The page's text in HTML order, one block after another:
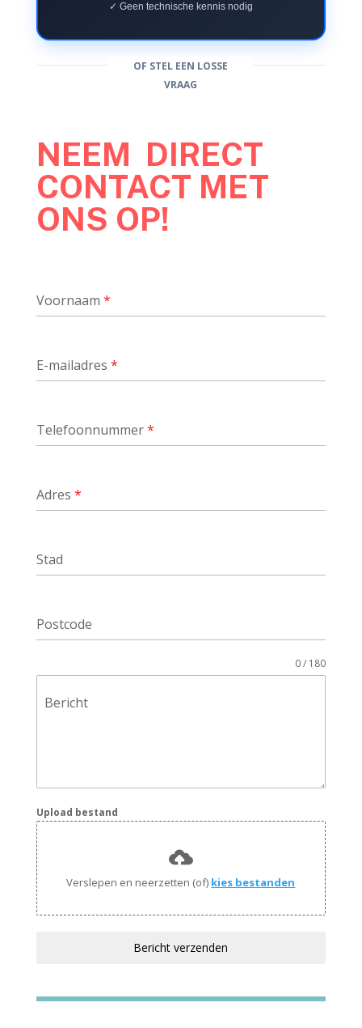
✓ Geen technische kennis nodig
OF STEL EEN LOSSE
VRAAG
NEEM DIRECT
CONTACT MET
ONS OP!
Voornaam *
E-mailadres *
Telefoonnummer*
Adres *
Stad
Postcode
Bericht
0 / 180
Upload bestand
Verslepen en neerzetten (of) kies bestanden
Bericht verzenden